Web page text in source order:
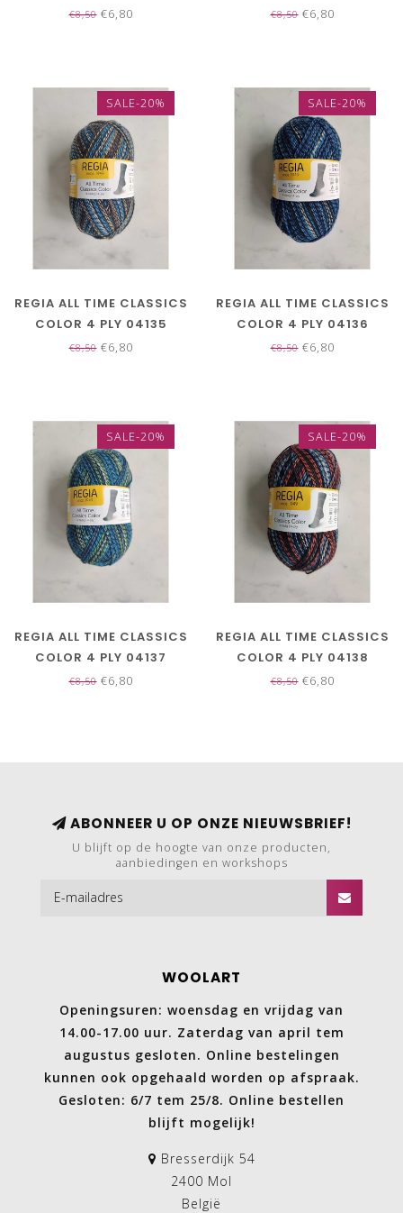
€8,50€6,80 €8,50€6,80
SALE-20%
REGIA ALL TIME CLASSICS
COLOR 4 PLY 04135
€8,50€6,80
SALE-20%
REGIA ALL TIME CLASSICS
COLOR 4 PLY 04136
€8,50€6,80
SALE-20%
REGIA ALL TIME CLASSICS
COLOR 4 PLY 04137
€8,50€6,80
SALE-20%
REGIA ALL TIME CLASSICS
COLOR 4 PLY 04138
€8,50€6,80
ABONNEER U OP ONZE NIEUWSBRIEF!
U blijft op de hoogte van onze producten,
aanbiedingen en workshops
WOOLART
Openingsuren: woensdag en vrijdag van
14.00-17.00 uur. Zaterdag van april tem
augustus gesloten. Online bestelingen
kunnen ook opgehaald worden op afspraak.
Gesloten: 6/7 tem 25/8. Online bestellen
blijft mogelijk!
Bresserdijk 54
2400 Mol
België